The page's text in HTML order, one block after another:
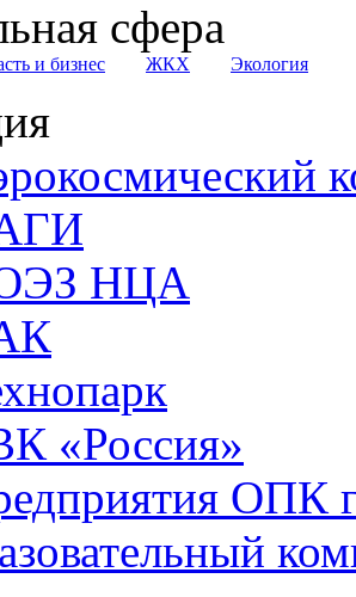
сфера
и бизнес ЖКХ Экология
НЦА
«Россия»
ОПК